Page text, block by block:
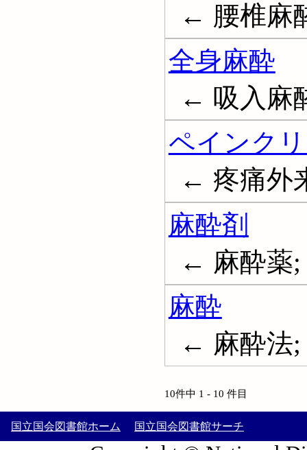
← 腰椎麻
全身麻酔
← 吸入麻
ペインク
← 疼痛外
麻酔剤
← 麻酔薬;
麻酔
← 麻酔法;
10件中 1 - 10 件目
国立国会図書館ホーム 国立国会図書館サーチ